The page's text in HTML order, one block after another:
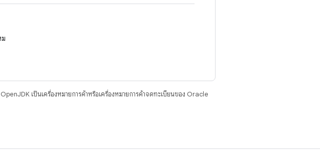
ม
เป็นเครื่องหมายการค้าหรือเครื่องหมายการค้าจดทะเบียนของ Oracle